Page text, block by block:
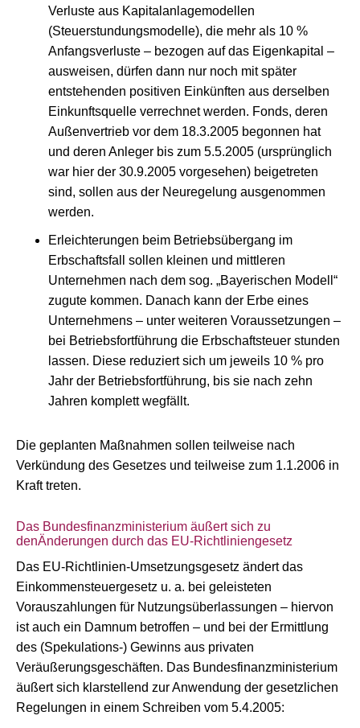
Verluste aus Kapitalanlagemodellen
(Steuerstundungsmodelle), die mehr als 10 %
Anfangsverluste – bezogen auf das Eigenkapital –
ausweisen, dürfen dann nur noch mit später
entstehenden positiven Einkünften aus derselben
Einkunftsquelle verrechnet werden. Fonds, deren
Außenvertrieb vor dem 18.3.2005 begonnen hat
und deren Anleger bis zum 5.5.2005 (ursprünglich
war hier der 30.9.2005 vorgesehen) beigetreten
sind, sollen aus der Neuregelung ausgenommen
werden.
Erleichterungen beim Betriebsübergang im
Erbschaftsfall sollen kleinen und mittleren
Unternehmen nach dem sog. „Bayerischen Modell“
zugute kommen. Danach kann der Erbe eines
Unternehmens – unter weiteren Voraussetzungen –
bei Betriebsfortführung die Erbschaftsteuer stunden
lassen. Diese reduziert sich um jeweils 10 % pro
Jahr der Betriebsfortführung, bis sie nach zehn
Jahren komplett wegfällt.
Die geplanten Maßnahmen sollen teilweise nach
Verkündung des Gesetzes und teilweise zum 1.1.2006 in
Kraft treten.
Das Bundesfinanzministerium äußert sich zu
denÄnderungen durch das EU-Richtliniengesetz
Das EU-Richtlinien-Umsetzungsgesetz ändert das
Einkommensteuergesetz u. a. bei geleisteten
Vorauszahlungen für Nutzungsüberlassungen – hiervon
ist auch ein Damnum betroffen – und bei der Ermittlung
des (Spekulations-) Gewinns aus privaten
Veräußerungsgeschäften. Das Bundesfinanzministerium
äußert sich klarstellend zur Anwendung der gesetzlichen
Regelungen in einem Schreiben vom 5.4.2005: